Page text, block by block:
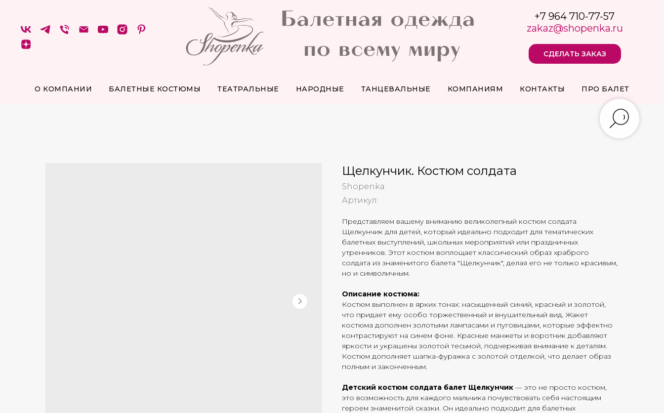
+7 964 710-77-57
zakaz@shopenka.ru
СДЕЛАТЬ ЗАКАЗ
О КОМПАНИИ БАЛЕТНЫЕ КОСТЮМЫ ТЕАТРАЛЬНЫЕ НАРОДНЫЕ ТАНЦЕВАЛЬНЫЕ КОМПАНИЯМ КОНТАКТЫ ПРО БАЛЕТ
Щелкунчик. Костюм солдата
Shopenka
Артикул:
Представляем вашему вниманию великолепный костюм солдата
Щелкунчик для детей, который идеально подходит для тематических
балетных выступлений, школьных мероприятий или праздничных
утренников. Этот костюм воплощает классический образ храброго
солдата из знаменитого балета "Щелкунчик", делая его не только красивым,
но и символичным.
Описание костюма:
Костюм выполнен в ярких тонах: насыщенный синий, красный и золотой,
что придает ему особо торжественный и внушительный вид. Жакет
костюма дополнен золотыми лампасами и пуговицами, которые эффектно
контрастируют на синем фоне. Красные манжеты и воротник добавляют
яркости и украшены золотой тесьмой, подчеркивая внимание к деталям.
Костюм дополняет шапка-фуражка с золотой отделкой, что делает образ
полным и законченным.
Детский костюм солдата балет Щелкунчик — это не просто костюм,
это возможность для каждого мальчика почувствовать себя настоящим
героем знаменитой сказки. Он идеально подходит для балетных